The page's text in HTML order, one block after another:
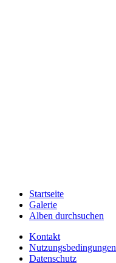
Startseite
Galerie
Alben durchsuchen
Kontakt
Nutzungsbedingungen
Datenschutz